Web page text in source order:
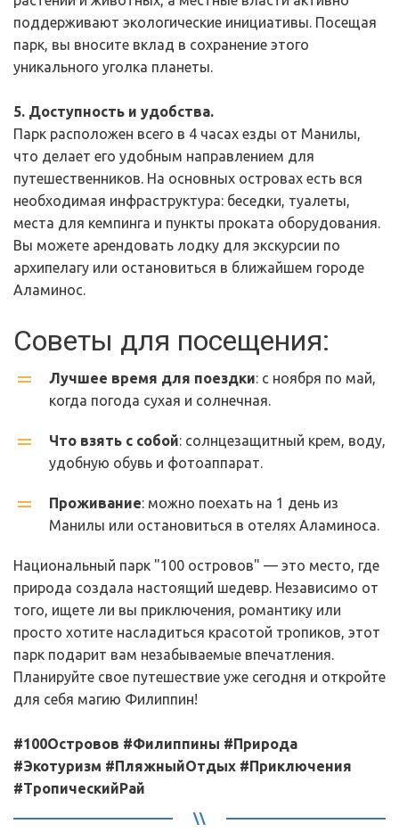
поддерживают экологические инициативы. Посещая
парк, вы вносите вклад в сохранение этого
уникального уголка планеты.
5. Доступность и удобства.
Парк расположен всего в 4 часах езды от Манилы,
что делает его удобным направлением для
путешественников. На основных островах есть вся
необходимая инфраструктура: беседки, туалеты,
места для кемпинга и пункты проката оборудования.
Вы можете арендовать лодку для экскурсии по
архипелагу или остановиться в ближайшем городе
Аламинос.
Советы для посещения:
Лучшее время для поездки: с ноября по май,
когда погода сухая и солнечная.
Что взять с собой: солнцезащитный крем, воду,
удобную обувь и фотоаппарат.
Проживание: можно поехать на 1 день из
Манилы или остановиться в отелях Аламиноса.
Национальный парк "100 островов" — это место, где
природа создала настоящий шедевр. Независимо от
того, ищете ли вы приключения, романтику или
просто хотите насладиться красотой тропиков, этот
парк подарит вам незабываемые впечатления.
Планируйте свое путешествие уже сегодня и откройте
для себя магию Филиппин!
#100Островов #Филиппины #Природа
#Экотуризм #ПляжныйОтдых #Приключения
#ТропическийРай